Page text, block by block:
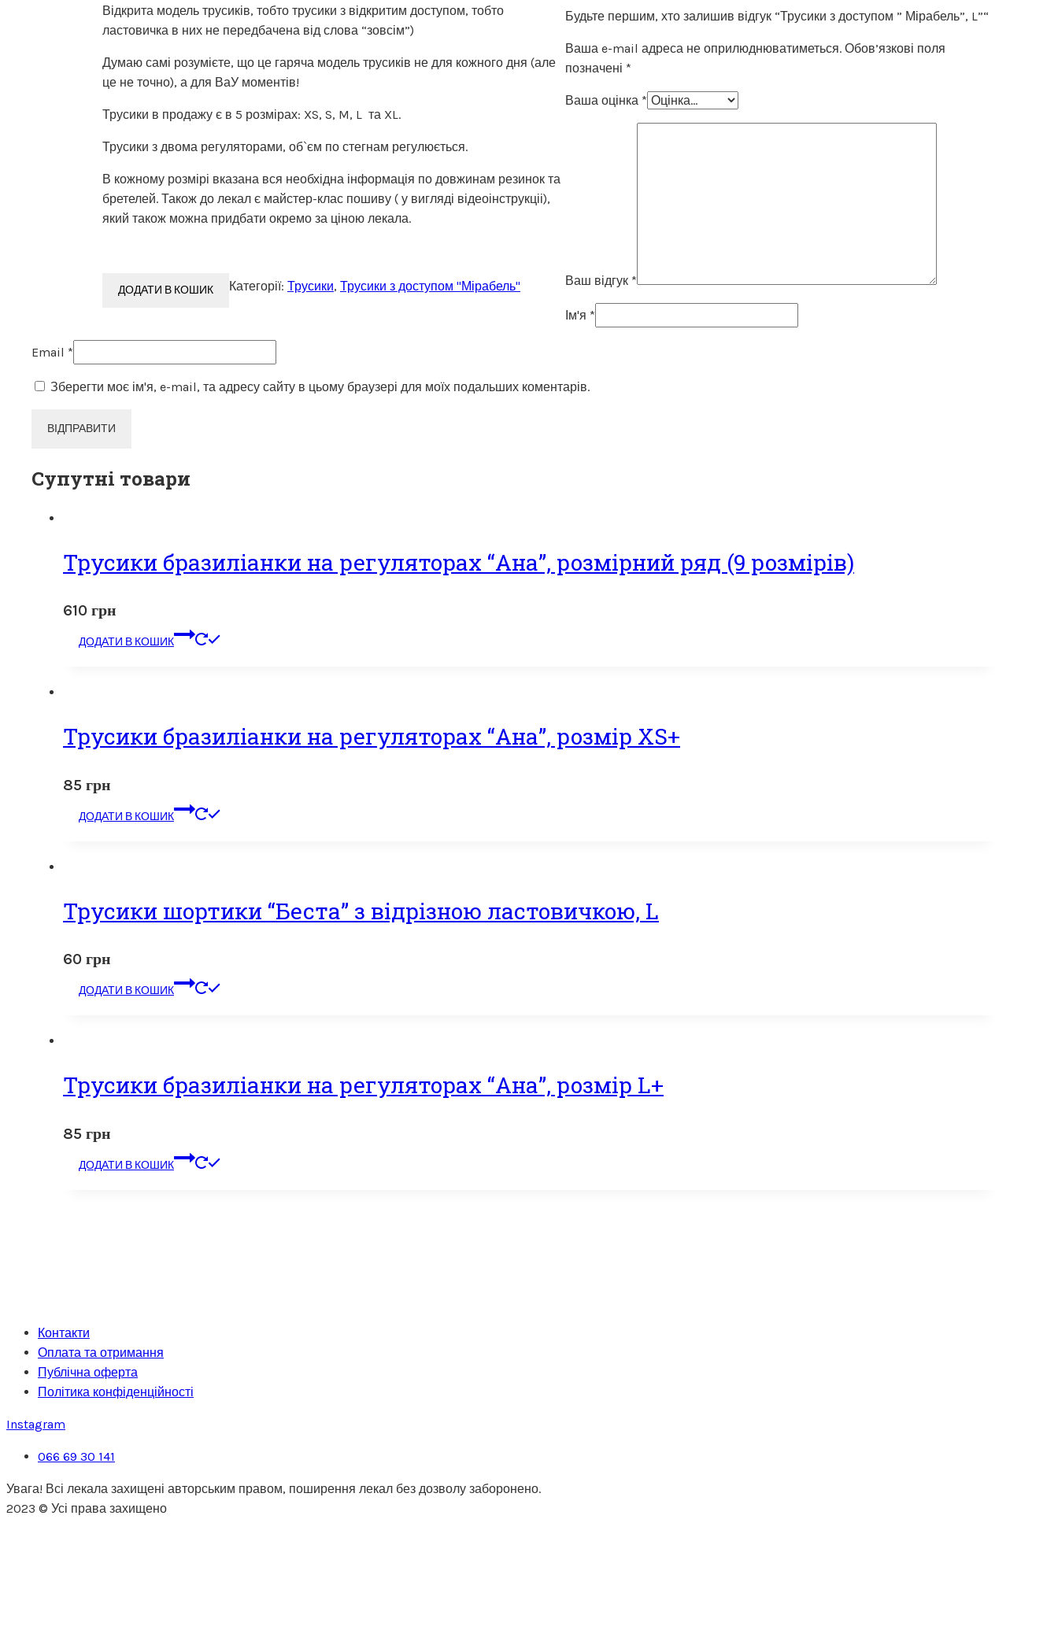
Відкрита модель трусиків, тобто трусики з відкритим доступом, тобто
ластовичка в них не передбачена від слова “зовсім”)
Думаю самі розумієте, що це гаряча модель трусиків не для кожного дня (але
це не точно), а для ВаУ моментів!
Трусики в продажу є в 5 розмірах: XS, S, M, L та XL.
Трусики з двома регуляторами, об`єм по стегнам регулюється.
В кожному розмірі вказана вся необхідна інформація по довжинам резинок та
бретелей. Також до лекал є майстер-клас пошиву ( у вигляді відеоінструкціі),
який також можна придбати окремо за ціною лекала.
ДОДАТИ В КОШИК Категорії: Трусики, Трусики з доступом "Мірабель"
Будьте першим, хто залишив відгук “Трусики з доступом ” Мірабель”, L”“
Ваша e-mail адреса не оприлюднюватиметься. Обов’язкові поля
позначені *
Ваша оцінка *
Ваш відгук *
Ім'я *
Email *
Зберегти моє ім'я, e-mail, та адресу сайту в цьому браузері для моїх подальших коментарів.
Супутні товари
Трусики бразиліанки на регуляторах “Ана”, розмірний ряд (9 розмірів)
610 грн
ДОДАТИ В КОШИК
Трусики бразиліанки на регуляторах “Ана”, розмір XS+
85 грн
ДОДАТИ В КОШИК
Трусики шортики “Беста” з відрізною ластовичкою, L
60 грн
ДОДАТИ В КОШИК
Трусики бразиліанки на регуляторах “Ана”, розмір L+
85 грн
ДОДАТИ В КОШИК
Контакти
Оплата та отримання
Публічна оферта
Політика конфіденційності
Instagram
066 69 30 141
Увага! Всі лекала захищені авторським правом, поширення лекал без дозволу заборонено.
2023 © Усі права захищено